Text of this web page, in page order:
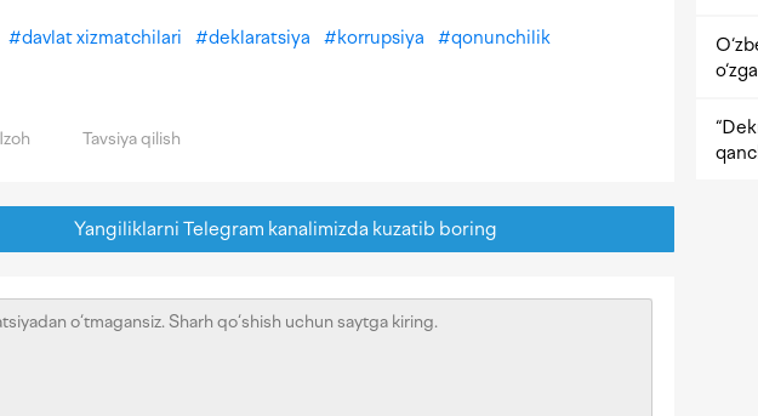
#davlat xizmatchilari #deklaratsiya #korrupsiya #qonunchilik
Izoh Tavsiya qilish
Yangiliklarni Telegram kanalimizda kuzatib boring